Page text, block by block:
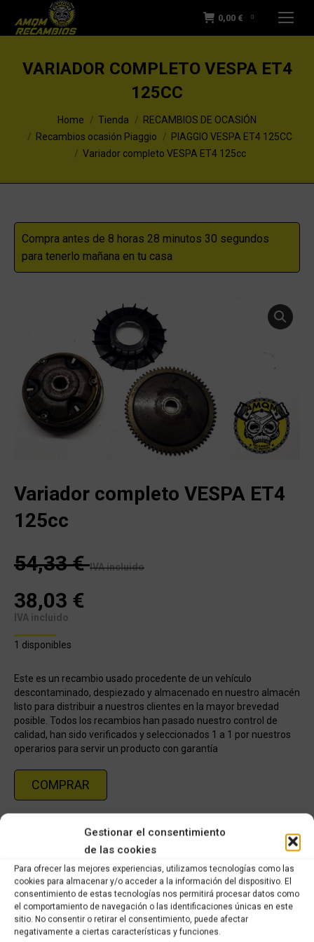
Gestionar el consentimiento
de las cookies
Para ofrecer las mejores experiencias, utilizamos tecnologías como las
cookies para almacenar y/o acceder a la información del dispositivo. El
consentimiento de estas tecnologías nos permitirá procesar datos como
el comportamiento de navegación o las identificaciones únicas en este
sitio. No consentir o retirar el consentimiento, puede afectar
negativamente a ciertas características y funciones.
0,00 € 0
VARIADOR COMPLETO VESPA ET4
125CC
You are here:Home Tienda
RECAMBIOS DE OCASIÓN
Recambios ocasión Piaggio
PIAGGIO VESPA ET4 125CC
Variador completo VESPA ET4 125cc
Compra antes de 8 horas 28 minutos 29 segundos
para tenerlo mañana en tu casa
Variador completo VESPA ET4
125cc
54,33€ IVA incluido
38,03 €
IVA incluido
1 disponibles
Este es un recambio usado procedente de un vehículo
descontaminado, despiezado y almacenado en nuestro almacén
listo para distribuir a nuestros clientes en la mayor brevedad
posible. Todos los recambios han pasado nuestro control de
calidad, han sido verificados y seleccionados 1 a 1 por nuestros
operarios para servir un producto con garantía
COMPRAR
Recambios ocasión Piaggio,PIAGGIO VESPA ET4 125CC
Share this product
Share
on
Share
on
Share
on
Share
on